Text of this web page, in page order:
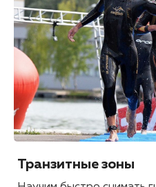
Транзитные зоны